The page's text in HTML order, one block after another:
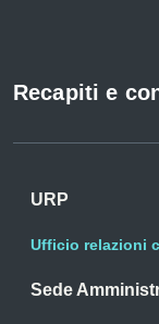
Recapiti e
URP
Ufficio relazioni
Sede